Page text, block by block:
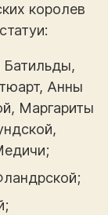
королев
Батильды,
Анны
Маргариты